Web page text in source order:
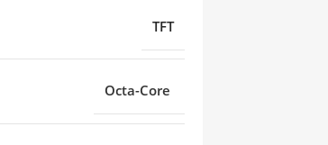
TFT
Octa-Core